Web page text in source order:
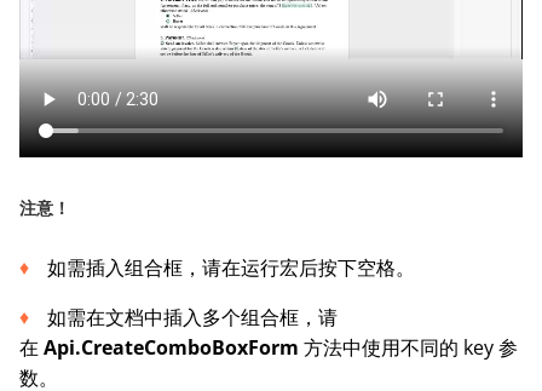
注意 ！
如需插入组合框，请在运行宏后按下空格。
如需在文档中插入多个组合框，请
在 Api.CreateComboBoxForm 方法中使用不同的 key 参
数。